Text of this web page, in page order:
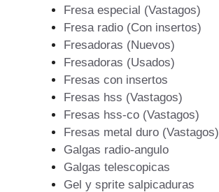
Fresa especial (Vastagos)
Fresa radio (Con insertos)
Fresadoras (Nuevos)
Fresadoras (Usados)
Fresas con insertos
Fresas hss (Vastagos)
Fresas hss-co (Vastagos)
Fresas metal duro (Vastagos)
Galgas radio-angulo
Galgas telescopicas
Gel y sprite salpicaduras